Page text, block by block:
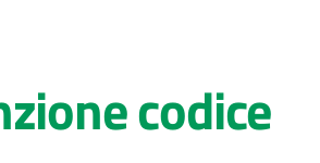
codice